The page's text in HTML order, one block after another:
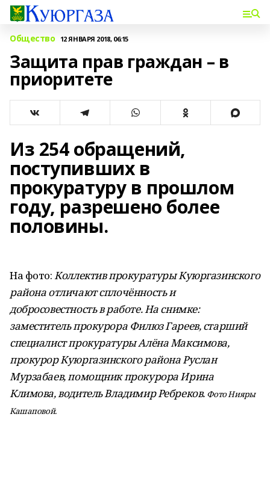
Общество 12 ЯНВАРЯ 2018, 06:15
Защита прав граждан – в
приоритете
Из 254 обращений,
поступивших в
прокуратуру в прошлом
году, разрешено более
половины.
На фото:Коллектив прокуратуры Куюргазинского
района отличают сплочённость и
добросовестность в работе. На снимке:
заместитель прокурора Филюз Гареев, старший
специалист прокуратуры Алёна Максимова,
прокурор Куюргазинского района Руслан
Мурзабаев, помощник прокурора Ирина
Климова, водитель Владимир Ребреков. Фото Нияры
Кашаповой.